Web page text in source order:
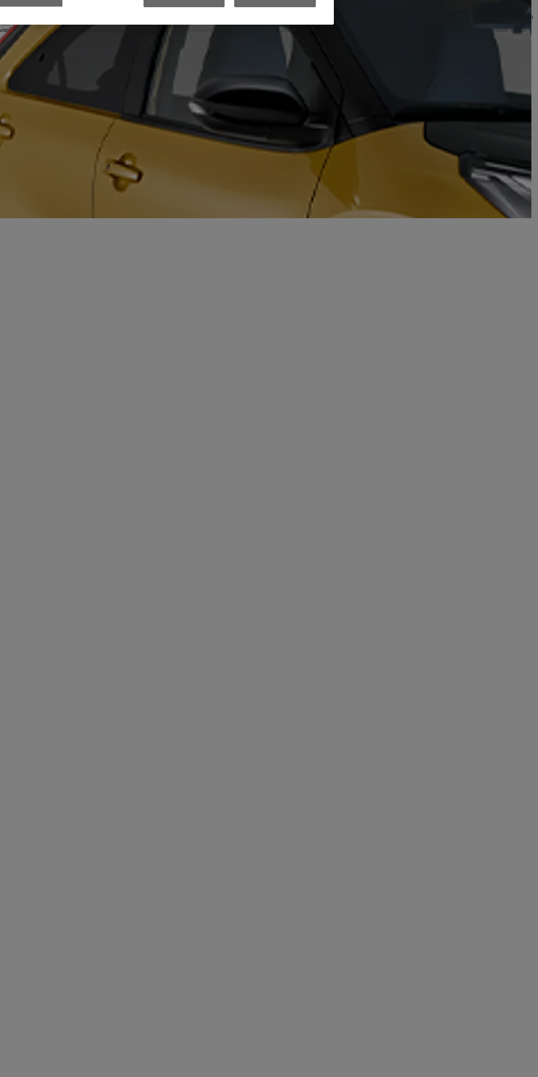
od producentów aut, jak też zamienniki od różnych firm. Co wybrać najlepiej? Zamienniki mogą kusić, ponieważ zwykle są dużo tańsze, a nierzadko też o wiele łatwiej dostępne. Nie zawsze są jednak dobrym
dedykowane konkretnym modelom niekoniecznie są do nich w pełni dopasowane. Nietrudno sobie wyobrazić, jaki ma to wpływ na skuteczność danego elementu – w niektórych przypadkach w ogóle nie można go
co do tego, że w naszym samochodzie są zamontowane w pełni kompatybilne z nim elementy, powinniśmy postawić na oryginalne
w tej sprawie może zgłosić się do nas – salon Toyota